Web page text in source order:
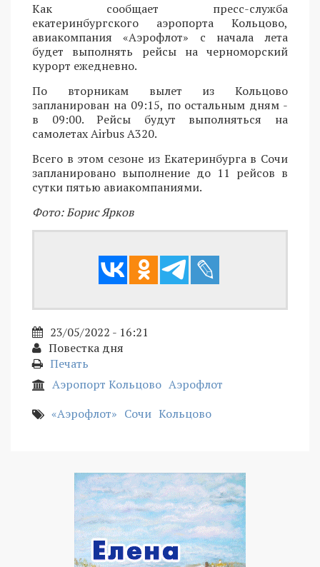
Как сообщает пресс-служба
екатеринбургского аэропорта Кольцово,
авиакомпания «Аэрофлот» с начала лета
будет выполнять рейсы на черноморский
курорт ежедневно.
По вторникам вылет из Кольцово
запланирован на 09:15, по остальным дням -
в 09:00. Рейсы будут выполняться на
самолетах Airbus A320.
Всего в этом сезоне из Екатеринбурга в Сочи
запланировано выполнение до 11 рейсов в
сутки пятью авиакомпаниями.
Фото: Борис Ярков
23/05/2022 - 16:21
Повестка дня
Печать
Аэропорт Кольцово Аэрофлот
«Аэрофлот» Сочи Кольцово